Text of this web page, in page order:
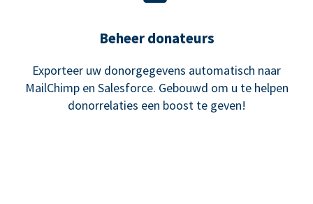
Beheer donateurs
Exporteer uw donorgegevens automatisch naar
MailChimp en Salesforce. Gebouwd om u te helpen
donorrelaties een boost te geven!